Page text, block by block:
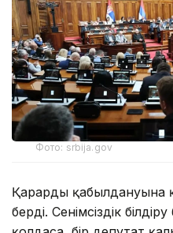
Фото: srbija.gov
Қарардың қабылдануына
берді. Сенімсіздік